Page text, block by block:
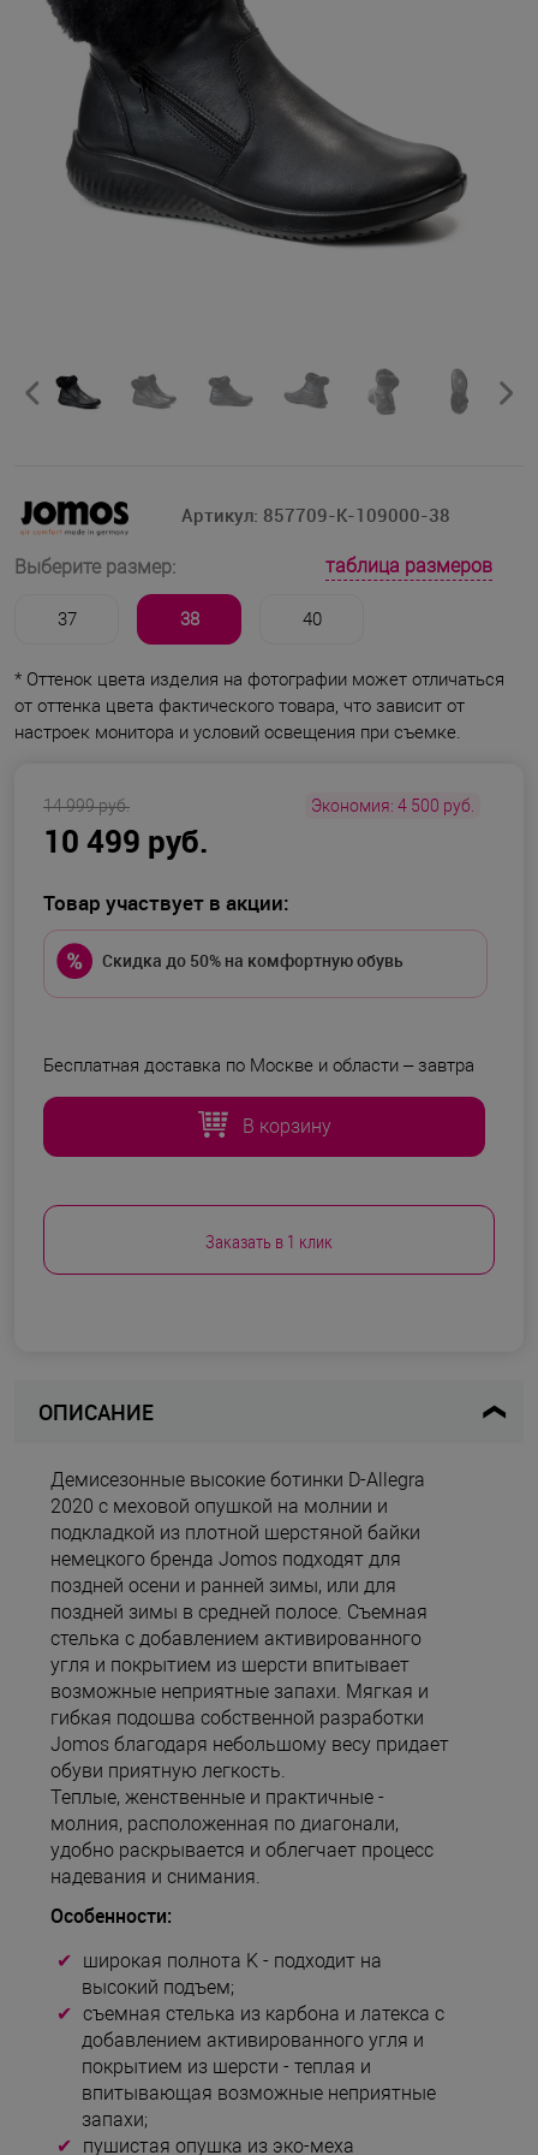
Артикул: 857709-K-109000-38
Выберите размер: таблица размеров
37 38 40
* Оттенок цвета изделия на фотографии может отличаться
от оттенка цвета фактического товара, что зависит от
настроек монитора и условий освещения при съемке.
10 499 руб.
14 999 руб. Экономия: 4 500 руб.
Товар участвует в акции:
Скидка до 50% на комфортную обувь
Бесплатная доставка по Москве и области – завтра
В корзину
Заказать в 1 клик
ОПИСАНИЕ
Демисезонные высокие ботинки D-Allegra
2020 с меховой опушкой на молнии и
подкладкой из плотной шерстяной байки
немецкого бренда Jomos подходят для
поздней осени и ранней зимы, или для
поздней зимы в средней полосе. Съемная
стелька с добавлением активированного
угля и покрытием из шерсти впитывает
возможные неприятные запахи. Мягкая и
гибкая подошва собственной разработки
Jomos благодаря небольшому весу придает
обуви приятную легкость.
Теплые, женственные и практичные -
молния, расположенная по диагонали,
удобно раскрывается и облегчает процесс
надевания и снимания.
Особенности:
широкая полнота K - подходит на
высокий подъем;
съемная стелька из карбона и латекса с
добавлением активированного угля и
покрытием из шерсти - теплая и
впитывающая возможные неприятные
запахи;
пушистая опушка из эко-меха